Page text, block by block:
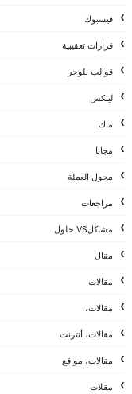
فيسبوك
قرارات تعقيبية
قوالب بلوجر
لينكس
ماك
مجانا
محول العملة
مراجعات
مشاكلVS حلول
مقال
مقالات
مقالات،
مقالات، أنترنت
مقالات، مواقع
مقلات